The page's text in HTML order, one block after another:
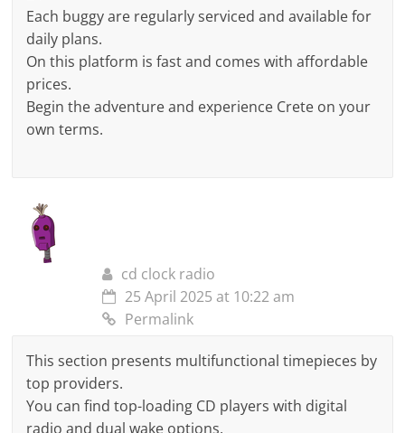
Each buggy are regularly serviced and available for
daily plans.
On this platform is fast and comes with affordable
prices.
Begin the adventure and experience Crete on your
own terms.
cd clock radio
25 April 2025 at 10:22 am
Permalink
This section presents multifunctional timepieces by
top providers.
You can find top-loading CD players with digital
radio and dual wake options.